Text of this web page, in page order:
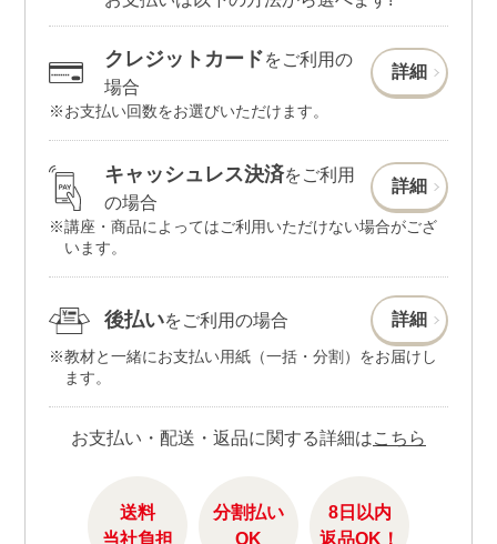
クレジットカードをご利用の
場合
詳細
お支払い回数をお選びいただけます。
キャッシュレス決済をご利用
の場合
詳細
講座・商品によってはご利用いただけない場合がござ
います。
後払いをご利用の場合 詳細
教材と一緒にお支払い用紙（一括・分割）をお届けし
ます。
お支払い・配送・返品に関する詳細はこちら
送料
当社負担
分割払い
OK
8日以内
返品OK！